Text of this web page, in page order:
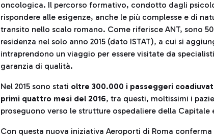
oncologica. Il percorso formativo, condotto dagli
rispondere alle esigenze, anche le più complesse e di
transito nello scalo romano. Come riferisce ANT, sono
residenza nel solo anno 2015 (dato ISTAT), a cui si
intraprendono un viaggio per essere visitate da
garanzia di qualità.
Nel 2015 sono stati oltre 300.000 i passeggeri
primi quattro mesi del 2016, tra questi, moltissimi i
proseguono verso le strutture ospedaliere della Capitale
Con questa nuova iniziativa Aeroporti di Roma